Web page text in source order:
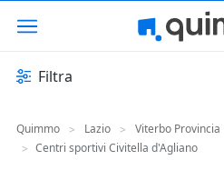
Filtra
Quimmo > Lazio >
Viterbo Provincia
> Centri sportivi Civitella d'Agliano